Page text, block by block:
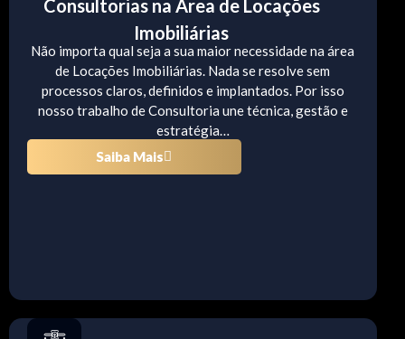
Consultorias na Área de Locações
Imobiliárias
Não importa qual seja a sua maior necessidade na área
de Locações Imobiliárias. Nada se resolve sem
processos claros, definidos e implantados. Por isso
nosso trabalho de Consultoria une técnica, gestão e
estratégia…
Saiba Mais